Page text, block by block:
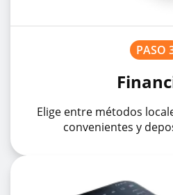
PASO
Elige entre métodos
convenientes y